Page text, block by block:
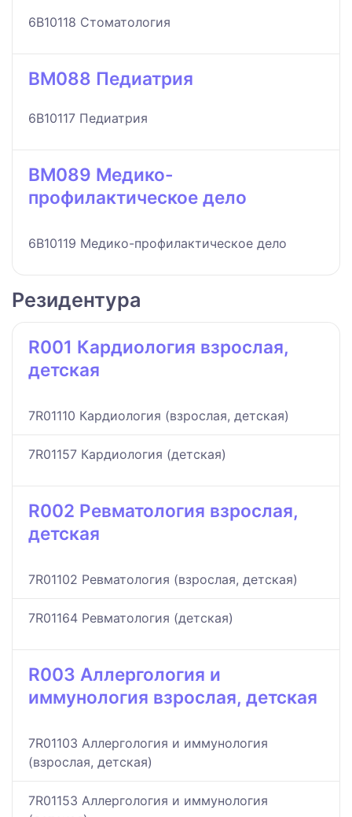
6B10118 Стоматология
BM088 Педиатрия
6B10117 Педиатрия
BM089 Медико-
профилактическое дело
6B10119 Медико-профилактическое дело
Резидентура
R001 Кардиология взрослая,
детская
7R01110 Кардиология (взрослая, детская)
7R01157 Кардиология (детская)
R002 Ревматология взрослая,
детская
7R01102 Ревматология (взрослая, детская)
7R01164 Ревматология (детская)
R003 Аллергология и
иммунология взрослая, детская
7R01103 Аллергология и иммунология
(взрослая, детская)
7R01153 Аллергология и иммунология